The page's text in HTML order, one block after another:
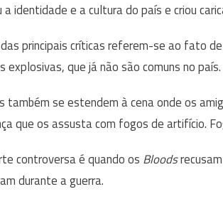
identidade e a cultura do país e criou
principais críticas referem-se ao fato
explosivas, que já não são comuns no país.
também se estendem à cena onde os
que os assusta com fogos de artifício.
controversa é quando os Bloods
durante a guerra.